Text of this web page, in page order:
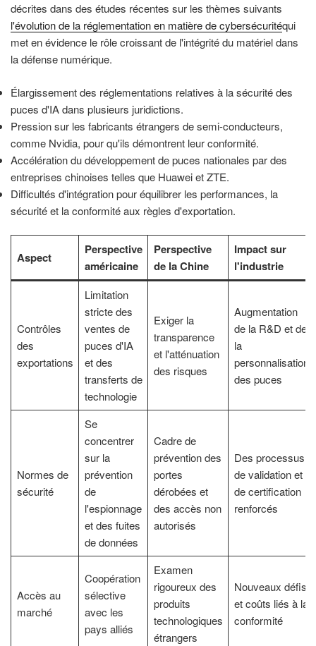
décrites dans des études récentes sur les thèmes suivants
l'évolution de la réglementation en matière de cybersécuritéqui
met en évidence le rôle croissant de l'intégrité du matériel dans
la défense numérique.
Élargissement des réglementations relatives à la sécurité des
puces d'IA dans plusieurs juridictions.
Pression sur les fabricants étrangers de semi-conducteurs,
comme Nvidia, pour qu'ils démontrent leur conformité.
Accélération du développement de puces nationales par des
entreprises chinoises telles que Huawei et ZTE.
Difficultés d'intégration pour équilibrer les performances, la
sécurité et la conformité aux règles d'exportation.
Aspect
Perspective
américaine
Perspective
de la Chine
Impact sur
l'industrie
Contrôles
des
exportations
Limitation
stricte des
ventes de
puces d'IA
et des
transferts de
technologie
Exiger la
transparence
et l'atténuation
des risques
Augmentation
de la R&D et de
la
personnalisation
des puces
Normes de
sécurité
Se
concentrer
sur la
prévention
de
l'espionnage
et des fuites
de données
Cadre de
prévention des
portes
dérobées et
des accès non
autorisés
Des processus
de validation et
de certification
renforcés
Accès au
marché
Coopération
sélective
avec les
pays alliés
Examen
rigoureux des
produits
technologiques
étrangers
Nouveaux défis
et coûts liés à la
conformité